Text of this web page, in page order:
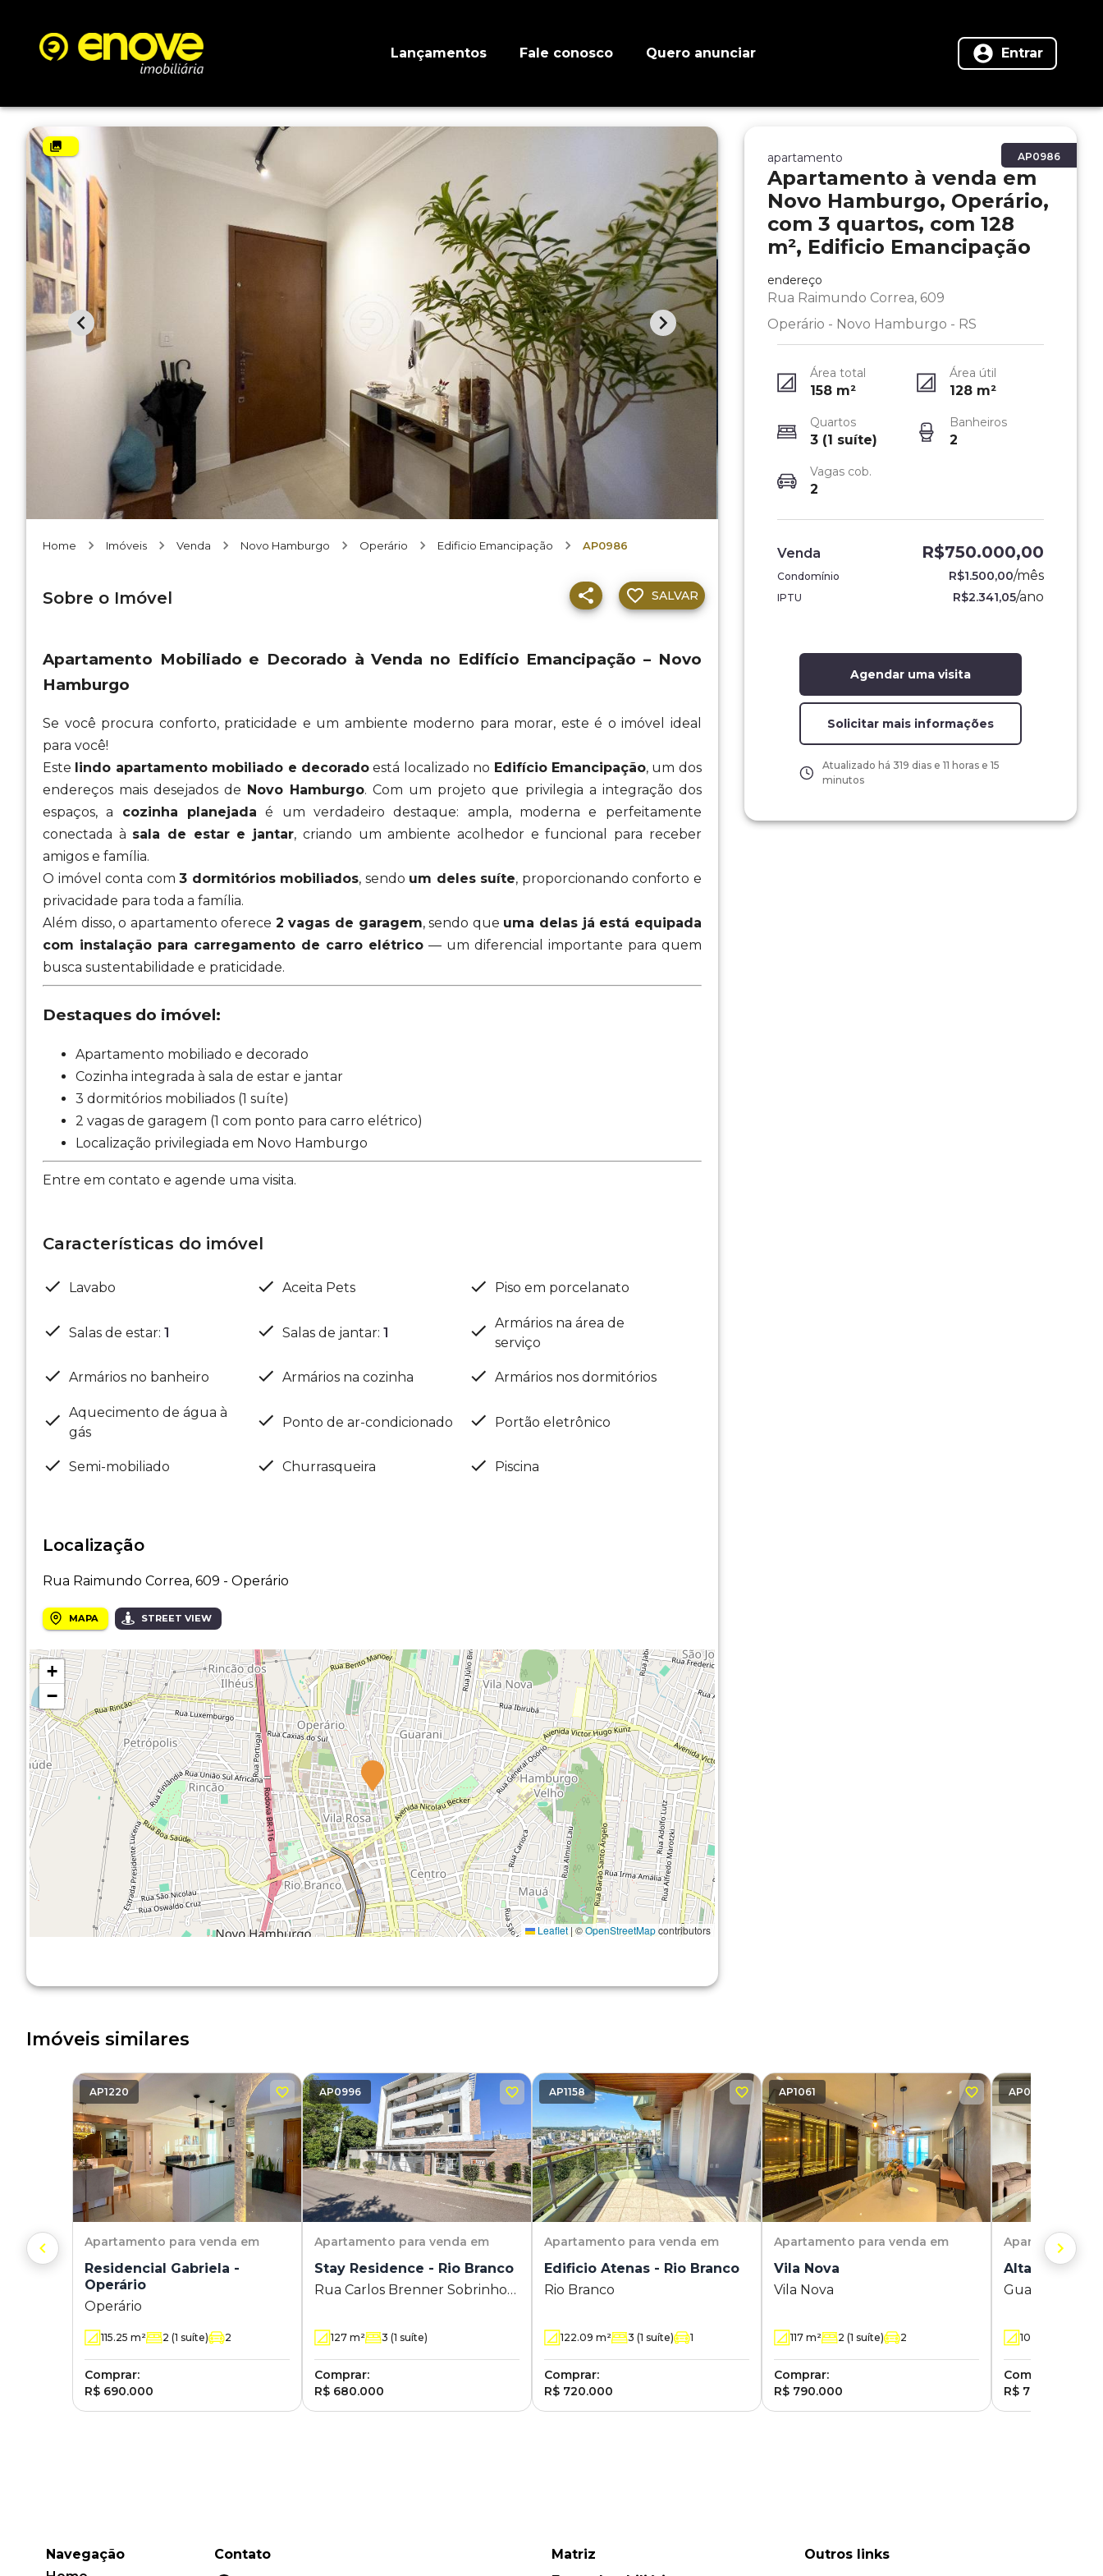
Lançamentos Fale conosco Quero anunciar Entrar
Home Imóveis Venda Novo Hamburgo Operário Edificio Emancipação AP0986
Sobre o Imóvel
Apartamento Mobiliado e Decorado à Venda no Edifício Emancipação – Novo
Hamburgo
Se você procura conforto, praticidade e um ambiente moderno para morar, este é o imóvel ideal
para você!
Este lindo apartamento mobiliado e decoradoestá localizado no Edifício Emancipação, um dos
endereços mais desejados de Novo Hamburgo. Com um projeto que privilegia a integração dos
espaços, a cozinha planejada é um verdadeiro destaque: ampla, moderna e perfeitamente
conectada à sala de estar e jantar, criando um ambiente acolhedor e funcional para receber
amigos e família.
O imóvel conta com3 dormitórios mobiliados, sendo um deles suíte, proporcionando conforto e
privacidade para toda a família.
Além disso, o apartamento oferece 2 vagas de garagem, sendo que uma delas já está equipada
com instalação para carregamento de carro elétrico— um diferencial importante para quem
busca sustentabilidade e praticidade.
Destaques do imóvel:
Apartamento mobiliado e decorado
Cozinha integrada à sala de estar e jantar
3 dormitórios mobiliados (1 suíte)
2 vagas de garagem (1 com ponto para carro elétrico)
Localização privilegiada em Novo Hamburgo
Entre em contato e agende uma visita.
SALVAR
Características do imóvel
Lavabo Aceita Pets Piso em porcelanato
Salas de estar: 1 Salas de jantar: 1
Armários na área de
serviço
Armários no banheiro Armários na cozinha Armários nos dormitórios
Aquecimento de água à
gás
Ponto de ar-condicionado Portão eletrônico
Semi-mobiliado Churrasqueira Piscina
Localização
Rua Raimundo Correa, 609 - Operário
MAPA STREET VIEW
+
−
Leaflet|©OpenStreetMapcontributors
AP0986
apartamento
Apartamento à venda em
Novo Hamburgo, Operário,
com 3 quartos, com 128
m², Edificio Emancipação
endereço
Rua Raimundo Correa, 609
Operário - Novo Hamburgo - RS
Área total
158m²
Área útil
128 m²
Quartos
3 (1 suíte)
Banheiros
2
Vagas cob.
2
Venda R$750.000,00
Condomínio R$1.500,00/mês
IPTU R$2.341,05/ano
Agendar uma visita
Solicitar mais informações
Atualizado há 319 dias e 11 horas e 15
minutos
Imóveis similares
AP1220
Apartamento para venda em
Residencial Gabriela -
Operário
Operário
115.25 m² 2 (1 suíte) 2
Comprar:
R$ 690.000
AP0996
Apartamento para venda em
Stay Residence - Rio Branco
Rua Carlos Brenner Sobrinho
Hamburgo - RS
127 m² 3 (1 suíte)
Comprar:
R$ 680.000
AP1158
Apartamento para venda em
Edificio Atenas - Rio Branco
Rio Branco
122.09 m² 3 (1 suíte) 1
Comprar:
R$ 720.000
AP1061
Apartamento para venda em
Vila Nova
Vila Nova
117 m² 2 (1 suíte) 2
Comprar:
R$ 790.000
AP0912
Apartamento
Alta Vista -
Guarani
104.71
Comprar:
R$ 760.000
Navegação
Contato
Matriz
Outros links